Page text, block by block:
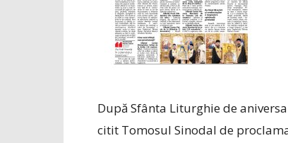
După Sfânta Liturghie de
citit Tomosul Sinodal de